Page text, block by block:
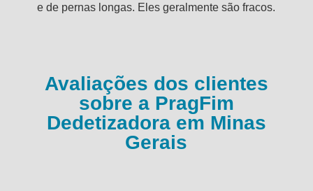
e de pernas longas. Eles geralmente são fracos.
Avaliações dos clientes
sobre a PragFim
Dedetizadora em Minas
Gerais